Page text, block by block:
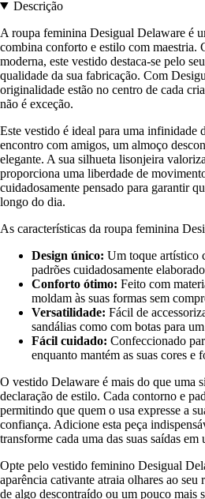
Descrição
A roupa feminina Desigual Delaware é
combina conforto e estilo com maestria.
moderna, este vestido destaca-se pelo
qualidade da sua fabricação. Com
originalidade estão no centro de cada
não é exceção.
Este vestido é ideal para uma infinidade
encontro com amigos, um almoço
elegante. A sua silhueta lisonjeira
proporciona uma liberdade de
cuidadosamente pensado para garantir
longo do dia.
As características da roupa feminina
Design único: Um toque artístico
padrões cuidadosamente
Conforto ótimo: Feito com
moldam às suas formas sem
Versatilidade: Fácil de
sandálias como com botas para
Fácil cuidado: Confeccionado
enquanto mantém as suas cores e
O vestido Delaware é mais do que uma
declaração de estilo. Cada contorno e
permitindo que quem o usa expresse a
confiança. Adicione esta peça
transforme cada uma das suas saídas
Opte pelo vestido feminino Desigual
aparência cativante atraia olhares ao seu
de algo descontraído ou um pouco mais